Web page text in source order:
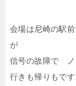
会場は尼崎の駅
が
信号の故障で ノ
行きも帰りもです